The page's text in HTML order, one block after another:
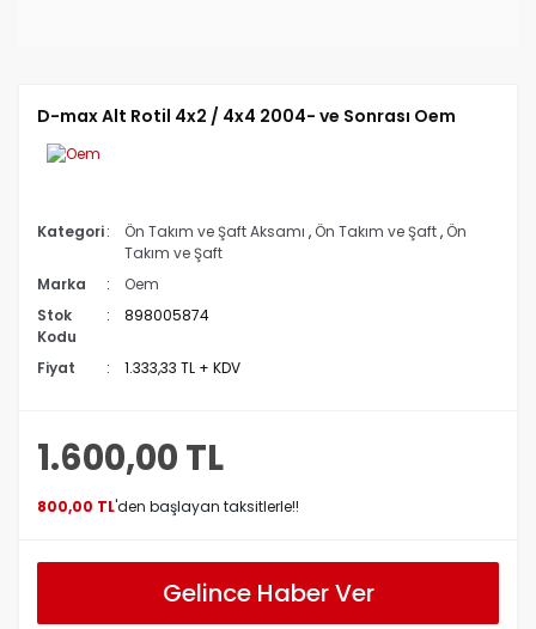
D-max Alt Rotil 4x2 / 4x4 2004- ve Sonrası Oem
Kategori Ön Takım ve Şaft Aksamı , Ön Takım ve Şaft, Ön
Takım ve Şaft
Marka
Oem
Stok
Kodu
898005874
Fiyat 1.333,33 TL + KDV
1.600,00 TL
800,00 TL'den başlayan taksitlerle!!
Gelince Haber Ver